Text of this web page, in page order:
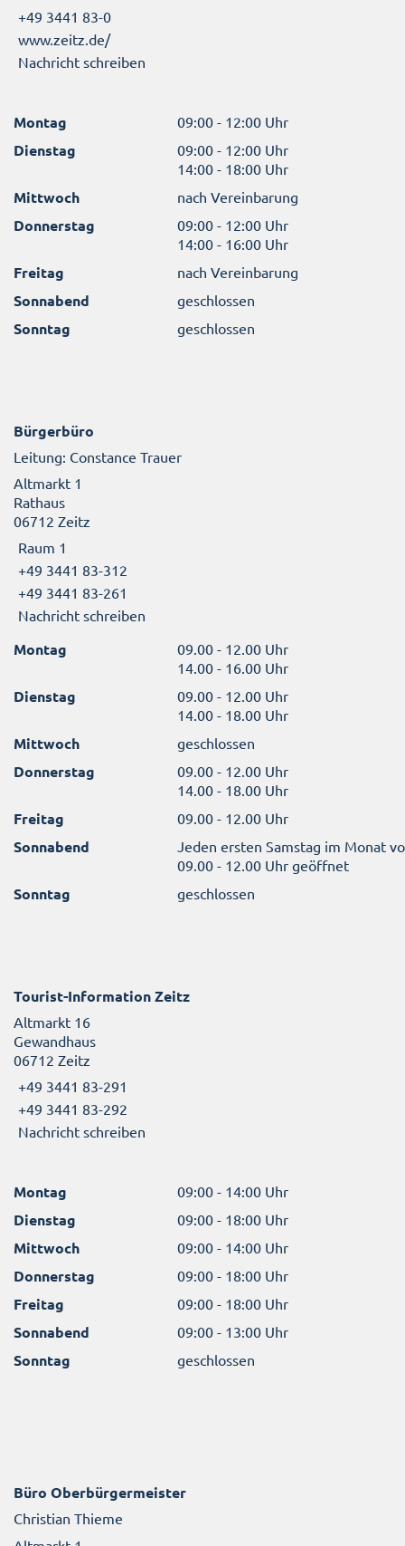
+49 3441 83-0
www.zeitz.de/
Nachricht schreiben
Montag 09:00 - 12:00 Uhr
Dienstag
09:00 - 12:00 Uhr
14:00 - 18:00 Uhr
Mittwoch nach Vereinbarung
Donnerstag
09:00 - 12:00 Uhr
14:00 - 16:00 Uhr
Freitag nach Vereinbarung
Sonnabend geschlossen
Sonntag geschlossen
Bürgerbüro
Leitung: Constance Trauer
Altmarkt 1
Rathaus
06712 Zeitz
Raum 1
+49 3441 83-312
+49 3441 83-261
Nachricht schreiben
Montag
09.00 - 12.00 Uhr
14.00 - 16.00 Uhr
Dienstag
09.00 - 12.00 Uhr
14.00 - 18.00 Uhr
Mittwoch geschlossen
Donnerstag
09.00 - 12.00 Uhr
14.00 - 18.00 Uhr
Freitag 09.00 - 12.00 Uhr
Sonnabend
Jeden ersten Samstag im Monat
09.00 - 12.00 Uhr geöffnet
Sonntag geschlossen
Tourist-Information Zeitz
Altmarkt 16
Gewandhaus
06712 Zeitz
+49 3441 83-291
+49 3441 83-292
Nachricht schreiben
Montag 09:00 - 14:00 Uhr
Dienstag 09:00 - 18:00 Uhr
Mittwoch 09:00 - 14:00 Uhr
Donnerstag 09:00 - 18:00 Uhr
Freitag 09:00 - 18:00 Uhr
Sonnabend 09:00 - 13:00 Uhr
Sonntag geschlossen
Büro Oberbürgermeister
Christian Thieme